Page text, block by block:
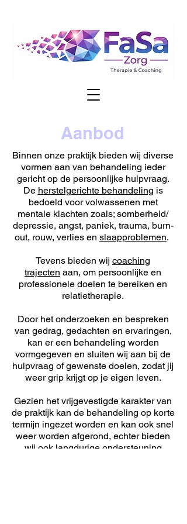
Aanbod
Binnen onze praktijk bieden wij diverse
vormen aan van behandeling ieder
gericht op de persoonlijke hulpvraag.
De herstelgerichte behandeling is
bedoeld voor volwassenen met
mentale klachten zoals; somberheid/
depressie, angst, paniek, trauma, burn-
out, rouw, verlies en slaapproblemen.
Tevens bieden wij coaching
trajecten aan, om persoonlijke en
professionele doelen te bereiken en
relatietherapie.
Door het onderzoeken en bespreken
van gedrag, gedachten en ervaringen,
kan er een behandeling worden
vormgegeven en sluiten wij aan bij de
hulpvraag of gewenste doelen, zodat jij
weer grip krijgt op je eigen leven.
Gezien het vrijgevestigde karakter van
de praktijk kan de behandeling op korte
termijn ingezet worden en kan ook snel
weer worden afgerond, echter bieden
wij ook langdurige ondersteuning